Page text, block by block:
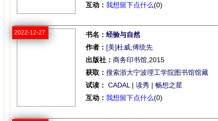
互动： 我想留下点什么(0)
2022-12-27 书名： 经验与自然
作者： [美]杜威;傅统先
出版社： 商务印书馆 ,2015
获取： 搜索浙大宁波理工学院图书馆馆藏
试读： CADAL | 读秀 | 畅想之星
互动： 我想留下点什么(0)